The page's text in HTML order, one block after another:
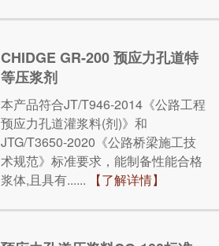
CHIDGE GR-200 预应力孔道特
等压浆剂
本产品符合JT/T946-2014《公路工程
预应力孔道灌浆料(剂)》和
JTG/T3650-2020《公路桥梁施工技
术规范》标准要求，能制备性能合格
浆体,且具有......
【了解详情】